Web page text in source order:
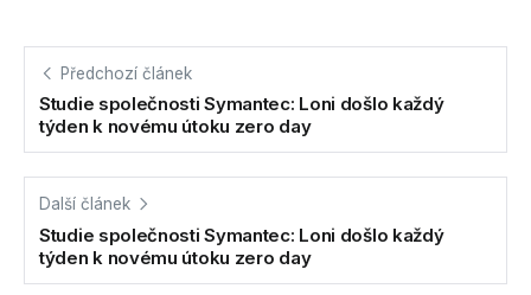
Předchozí článek
Studie společnosti Symantec: Loni došlo každý
týden k novému útoku zero day
Další článek
Studie společnosti Symantec: Loni došlo každý
týden k novému útoku zero day